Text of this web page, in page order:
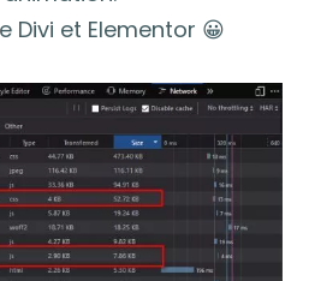
Divi et Elementor 😀